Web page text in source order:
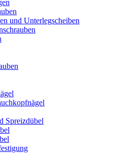
und Unterlegscheiben
Spreizdübel